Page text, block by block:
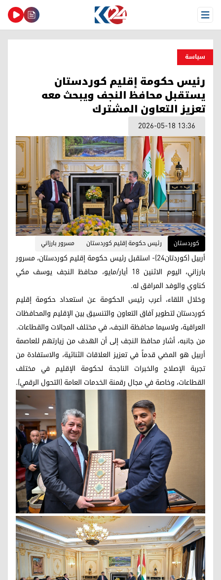
Open Menu
سیاسة
رئيس حكومة إقليم كوردستان
يستقبل محافظ النجف ويبحث معه
تعزيز التعاون المشترك
2026-05-18 13:36
کوردستان رئيس حكومة إقليم كوردستان مسرور بارزاني
أربيل (كوردتان24)- استقبل رئيس حكومة إقليم كوردستان، مسرور
بارزاني، اليوم الاثنين 18 أيار/مايو، محافظ النجف يوسف مكي
كناوي والوفد المرافق له.
وخلال اللقاء، أعرب رئيس الحكومة عن استعداد حكومة إقليم
كوردستان لتطوير آفاق التعاون والتنسيق بين الإقليم والمحافظات
العراقية، ولاسيما محافظة النجف، في مختلف المجالات والقطاعات.
من جانبه، أشار محافظ النجف إلى أن الهدف من زيارتهم للعاصمة
أربيل هو المضي قدماً في تعزيز العلاقات الثنائية، والاستفادة من
تجربة الإصلاح والخبرات الناجحة لحكومة الإقليم في مختلف
القطاعات، وخاصة في مجال رقمنة الخدمات العامة (التحول الرقمي).